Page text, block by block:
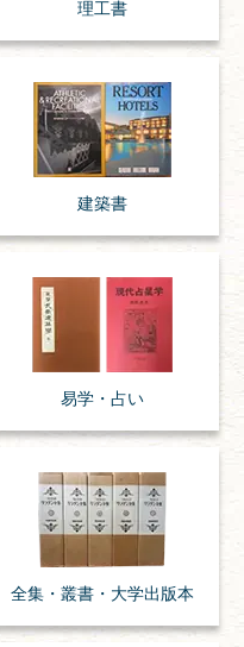
理工書
建築書
易学・ 占い
全集・ 叢書・ 大学出版本